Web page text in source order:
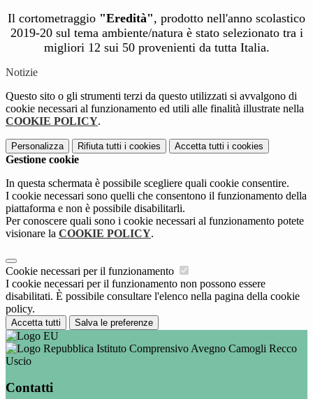
Il cortometraggio "Eredità", prodotto nell'anno scolastico
2019-20 sul tema ambiente/natura è stato selezionato tra i
migliori 12 sui 50 provenienti da tutta Italia.
Notizie
Questo sito o gli strumenti terzi da questo utilizzati si avvalgono di
cookie necessari al funzionamento ed utili alle finalità illustrate nella
COOKIE POLICY.
Personalizza Rifiuta tutti i cookies Accetta tutti i cookies
Gestione cookie
In questa schermata è possibile scegliere quali cookie consentire.
I cookie necessari sono quelli che consentono il funzionamento della
piattaforma e non è possibile disabilitarli.
Per conoscere quali sono i cookie necessari al funzionamento potete
visionare la COOKIE POLICY.
Cookie necessari per il funzionamento
I cookie necessari per il funzionamento non possono essere
disabilitati. È possibile consultare l'elenco nella pagina della cookie
policy.
Accetta tutti Salva le preferenze
Istituto Comprensivo Avegno Camogli Recco
Uscio
Contatti